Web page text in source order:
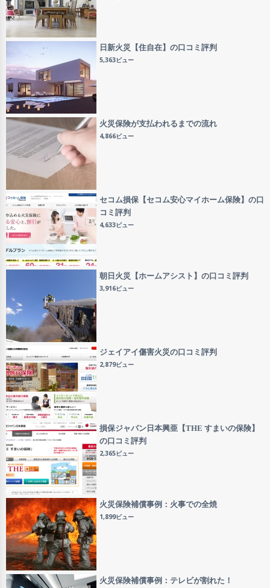
日新火災【住自在】の口コミ評判
5,363ビュー
火災保険が支払われるまでの流れ
4,866ビュー
セコム損保【セコム安心マイホーム保険】の口
コミ評判
4,633ビュー
朝日火災【ホームアシスト】の口コミ評判
3,916ビュー
ジェイアイ傷害火災の口コミ評判
2,879ビュー
損保ジャパン日本興亜【THE すまいの保険】
の口コミ評判
2,365ビュー
火災保険補償事例：火事での全焼
1,899ビュー
火災保険補償事例：テレビが割れた！